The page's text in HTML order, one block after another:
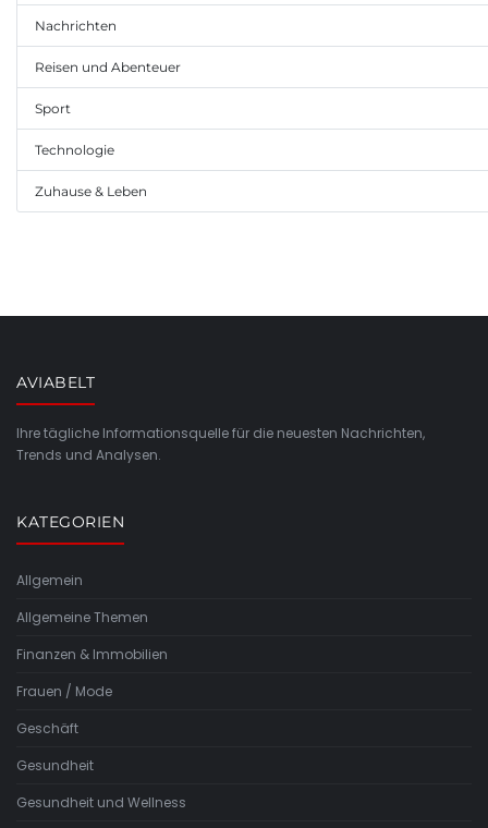
Nachrichten
Reisen und Abenteuer
Sport
Technologie
Zuhause & Leben
AVIABELT
Ihre tägliche Informationsquelle für die neuesten Nachrichten,
Trends und Analysen.
KATEGORIEN
Allgemein
Allgemeine Themen
Finanzen & Immobilien
Frauen / Mode
Geschäft
Gesundheit
Gesundheit und Wellness